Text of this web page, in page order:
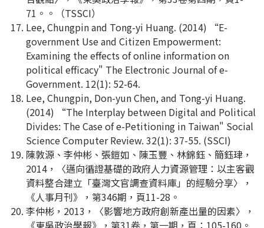
71。。（TSSCI）
Lee, Chungpin and Tong-yi Huang. (2014) “E-
government Use and Citizen Empowerment:
Examining the effects of online information on
political efficacy" The Electronic Journal of e-
Government. 12(1): 52-64.
Lee, Chungpin, Don-yun Chen, and Tong-yi Huang.
(2014) “The Interplay between Digital and Political
Divides: The Case of e-Petitioning in Taiwan" Social
Science Computer Review. 32(1): 37-55. (SSCI)
陳敦源、李仲彬、張鎧如、陳玉豐、林錦鈺、簡鈺珒，
2014，〈邁向循證基礎的政府人力資源管理：以主客觀
資料整合建立「臺灣文官調查資料庫」的經驗分享〉，
《人事月刊》，第346期，頁11-28。
李仲彬，2013，〈影響地方政府創新產出量的因素〉，
《東吳政治學報》，第31卷，第一期，頁：105-160。